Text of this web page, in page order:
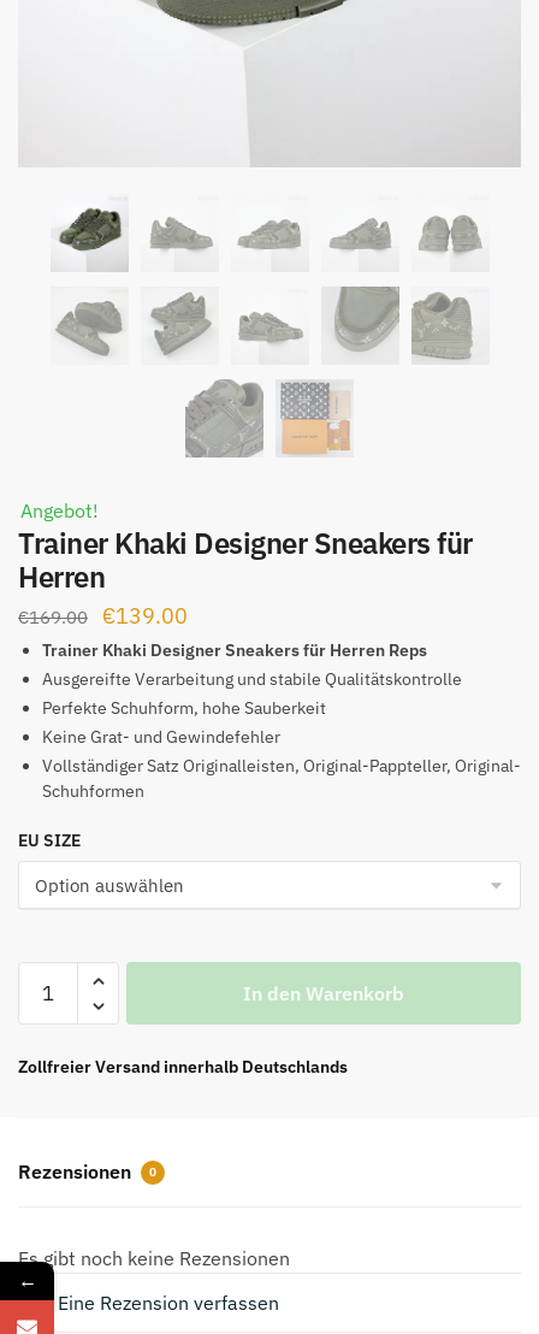
Angebot!
Trainer Khaki Designer Sneakers für
Herren
€169.00
Ursprünglicher
Preis
war:
€169.00
€139.00
Preis
ist:
€139.00.
Trainer Khaki Designer Sneakers für Herren Reps
Ausgereifte Verarbeitung und stabile Qualitätskontrolle
Perfekte Schuhform, hohe Sauberkeit
Keine Grat- und Gewindefehler
Vollständiger Satz Originalleisten, Original-Pappteller, Original-
Schuhformen
EU SIZE
Khaki
Sneakers
In den Warenkorb
Zollfreier Versand innerhalb Deutschlands
Rezensionen 0
Es gibt noch keine Rezensionen
Eine Rezension verfassen
←